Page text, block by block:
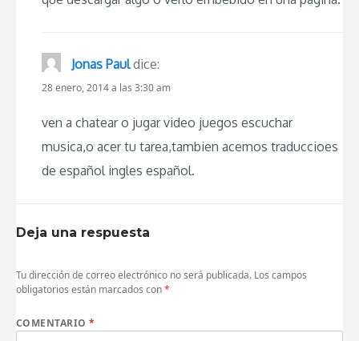
Jonas Paul dice:
28 enero, 2014 a las 3:30 am
ven a chatear o jugar video juegos escuchar
musica,o acer tu tarea,tambien acemos traduccioes
de español ingles español.
Deja una respuesta
Tu dirección de correo electrónico no será publicada. Los campos
obligatorios están marcados con*
COMENTARIO*